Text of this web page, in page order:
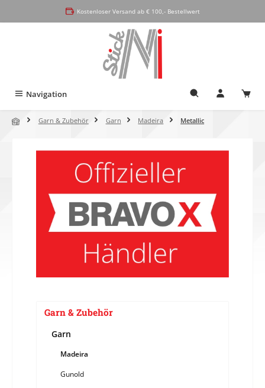
Kostenloser Versand ab € 100,- Bestellwert
Navigation
Garn & Zubehör Garn Madeira Metallic
Garn & Zubehör
Garn
Madeira
Gunold